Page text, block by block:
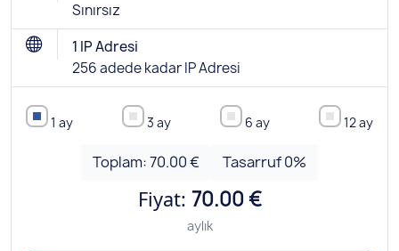
Sınırsız
1 IP Adresi
256 adede kadar IP Adresi
1 ay 3 ay 6 ay 12 ay
Toplam:70.00 € Tasarruf0%
Fiyat: 70.00 €
aylık